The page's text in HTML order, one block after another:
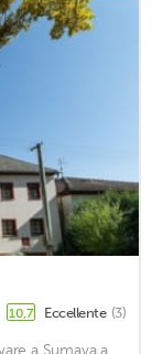
10,7 Eccellente (3)
a Sumava a